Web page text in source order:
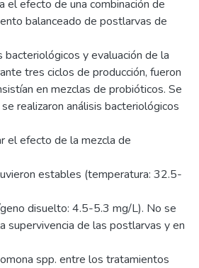
efecto de una combinación de
balanceado de postlarvas de
y evaluación de la
tres ciclos de producción, fueron
en mezclas de probióticos. Se
realizaron análisis bacteriológicos
el efecto de la mezcla de
estables (temperatura: 32.5-
disuelto: 4.5-5.3 mg/L). No se
supervivencia de las postlarvas y en
spp. entre los tratamientos